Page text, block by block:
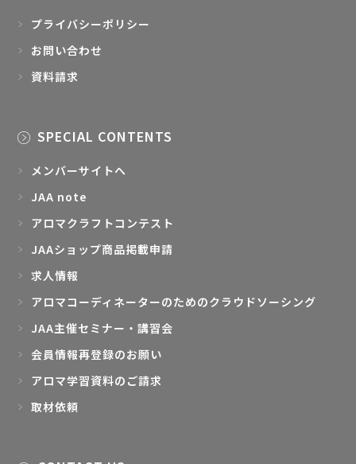
プライバシーポリシー
お問い合わせ
資料請求
SPECIAL CONTENTS
メンバーサイトへ
JAA note
アロマクラフトコンテスト
JAAショップ商品掲載申請
求人情報
アロマコーディネーターのためのクラウドソーシング
JAA主催セミナー・講習会
会員情報再登録のお願い
アロマ学習資料のご請求
取材依頼